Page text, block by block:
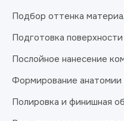
Подбор оттенка
Подготовка поверхности
Послойное нанесение
Формирование анатомии
Полировка и финишная